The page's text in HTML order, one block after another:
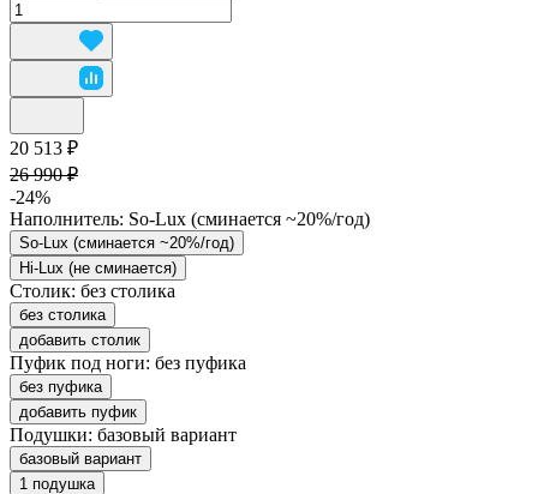
20 513 ₽
26 990 ₽
-24%
Наполнитель: So-Lux (cминается ~20%/год)
So-Lux (cминается ~20%/год)
Hi-Lux (не сминается)
Столик: без столика
без столика
добавить столик
Пуфик под ноги: без пуфика
без пуфика
добавить пуфик
Подушки: базовый вариант
базовый вариант
1 подушка